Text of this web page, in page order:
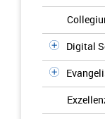
Digital